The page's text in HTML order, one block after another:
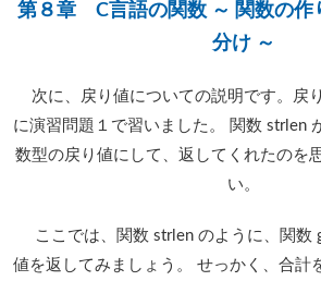
第８章 C言語の関数 ～ 関数の作
分け ～
次に、戻り値についての説明です。戻
に演習問題１で習いました。 関数 strlen
数型の戻り値にして、返してくれたのを
い。
ここでは、関数 strlen のように、関数
値を返してみましょう。 せっかく、合計